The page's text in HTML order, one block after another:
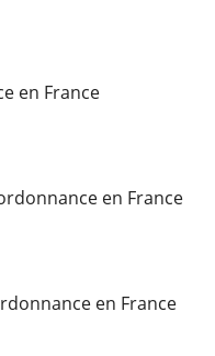
en France
en France
en France